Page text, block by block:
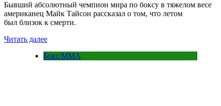
Бывший абсолютный чемпион мира по боксу в тяжелом весе
американец Майк Тайсон рассказал о том, что летом
был близок к смерти.
Читать далее
Бокс/MMA